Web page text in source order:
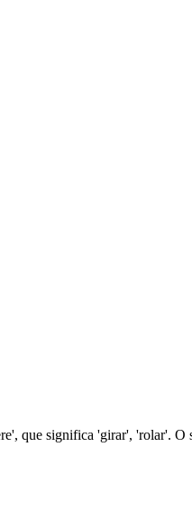
que significa 'girar', 'rolar'.